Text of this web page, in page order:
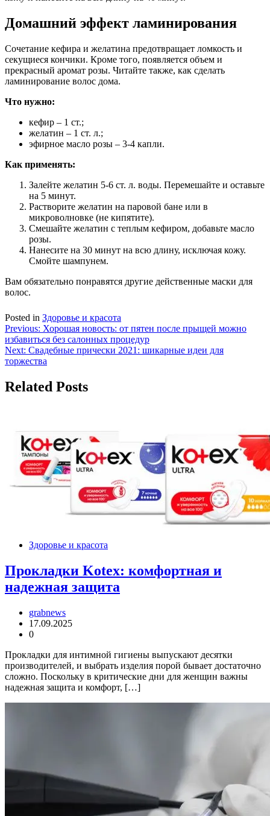
Домашний эффект ламинирования
Сочетание кефира и желатина предотвращает ломкость и
секущиеся кончики. Кроме того, появляется объем и
прекрасный аромат розы. Читайте также, как сделать
ламинирование волос дома.
Что нужно:
кефир – 1 ст.;
желатин – 1 ст. л.;
эфирное масло розы – 3-4 капли.
Как применять:
Залейте желатин 5-6 ст. л. воды. Перемешайте и оставьте
на 5 минут.
Растворите желатин на паровой бане или в
микроволновке (не кипятите).
Смешайте желатин с теплым кефиром, добавьте масло
розы.
Нанесите на 30 минут на всю длину, исключая кожу.
Смойте шампунем.
Вам обязательно понравятся другие действенные маски для
волос.
Posted in Здоровье и красота
Навигация
по
записям
Previous: Хорошая новость: от пятен после прыщей можно
избавиться без салонных процедур
Next: Свадебные прически 2021: шикарные идеи для
торжества
Related Posts
Здоровье и красота
Прокладки Kotex: комфортная и
надежная защита
grabnews
17.09.2025
0
Прокладки для интимной гигиены выпускают десятки
производителей, и выбрать изделия порой бывает достаточно
сложно. Поскольку в критические дни для женщин важны
надежная защита и комфорт, […]